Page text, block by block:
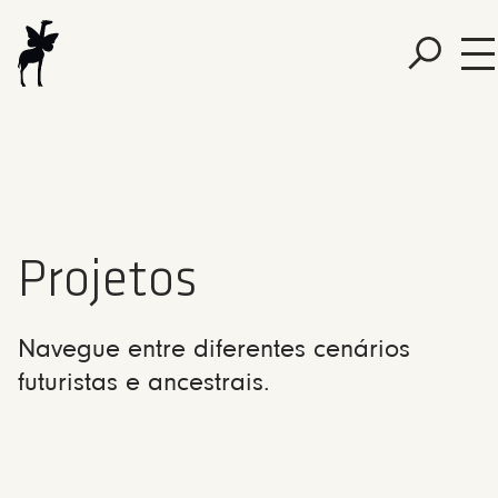
Projetos
Navegue entre diferentes cenários
futuristas e ancestrais.